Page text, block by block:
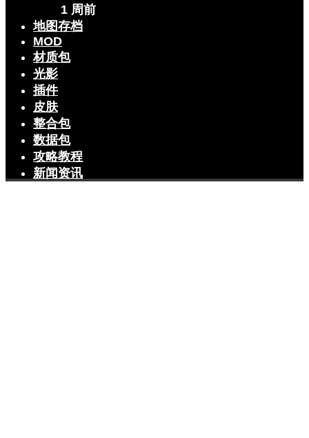
1 周前
地图存档
MOD
材质包
光影
插件
皮肤
整合包
数据包
攻略教程
新闻资讯